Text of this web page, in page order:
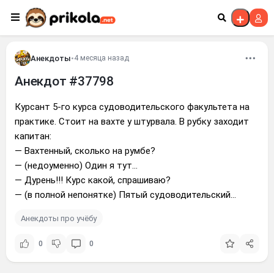
Перейти к контенту
Анекдоты•4 месяца назад
Анекдот #37798
Курсант 5-го курса судоводительского факультета на
практике. Стоит на вахте у штурвала. В рубку заходит
капитан:
— Вахтенный, сколько на румбе?
— (недоуменно) Один я тут...
— Дурень!!! Курс какой, спрашиваю?
— (в полной непонятке) Пятый судоводительский...
Анекдоты про учёбу
0 0